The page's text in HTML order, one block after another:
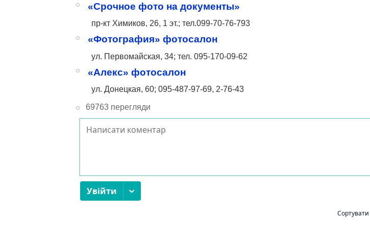
«Срочное фото на документы»
пр-кт Химиков, 26, 1 эт.; тел.099-70-76-793
«Фотография» фотосалон
ул. Первомайская, 34; тел. 095-170-09-62
«Алекс» фотосалон
ул. Донецкая, 60; 095-487-97-69, 2-76-43
69763 перегляди